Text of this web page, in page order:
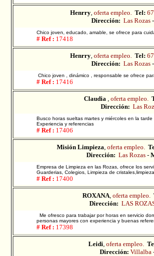
Henrry, oferta empleo. Tel:
Dirección: Las Rozas
Chico joven, educado, amable, se ofrece para
# Ref : 17418
Henrry, oferta empleo. Tel:
Dirección: Las Rozas
Chico joven , dinámico , responsable se ofrece
# Ref : 17416
Claudia , oferta empleo.
Dirección: Las
Busco horas sueltas martes y miércoles en la
Experiencia y referencias
# Ref : 17406
Misión Limpieza, oferta empleo.
Dirección: Las Rozas -
Empresa de Limpieza en las Rozas, ofrece los
Guarderias, Colegios, Limpieza de
# Ref : 17400
ROXANA, oferta empleo.
Dirección: LAS
Me ofresco para trabajar por horas en servicio
personas mayores con experiencia y buenas
# Ref : 17398
Leidi, oferta empleo.
Dirección: Villalba